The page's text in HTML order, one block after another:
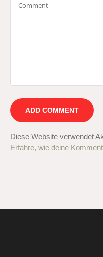
Diese Website verwendet
Erfahre, wie deine